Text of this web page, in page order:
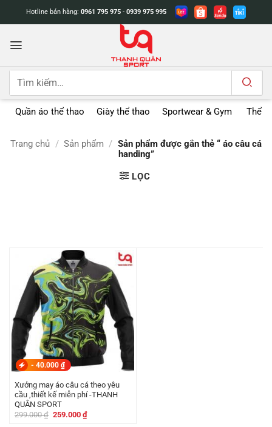
dung
Hotline bán hàng: 0961 795 975 - 0939 975 995
Tìm
Quần áo thể thao Giày thể thao Sportwear & Gym Thể
Trang chủ / Sản phẩm / Sản phẩm được gắn thẻ “ áo câu cá
handing”
LỌC
- 40.000 ₫
Xưởng may áo câu cá theo yêu
cầu ,thiết kế miễn phí -THANH
QUÂN SPORT
299.000₫ Giá
259.000 ₫Giá
hiện